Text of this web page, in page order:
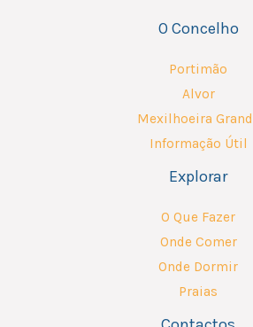
O Concelho
Portimão
Alvor
Mexilhoeira
Informação Útil
Explorar
O Que Fazer
Onde Comer
Onde Dormir
Praias